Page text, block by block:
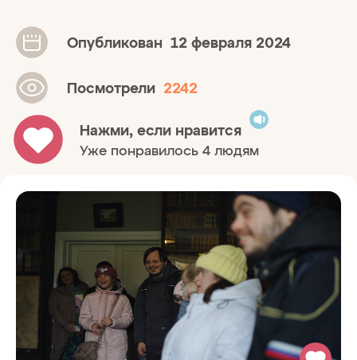
Опубликован 12 февраля 2024
Посмотрели 2242
Нажми, если нравится
Уже понравилось 4 людям